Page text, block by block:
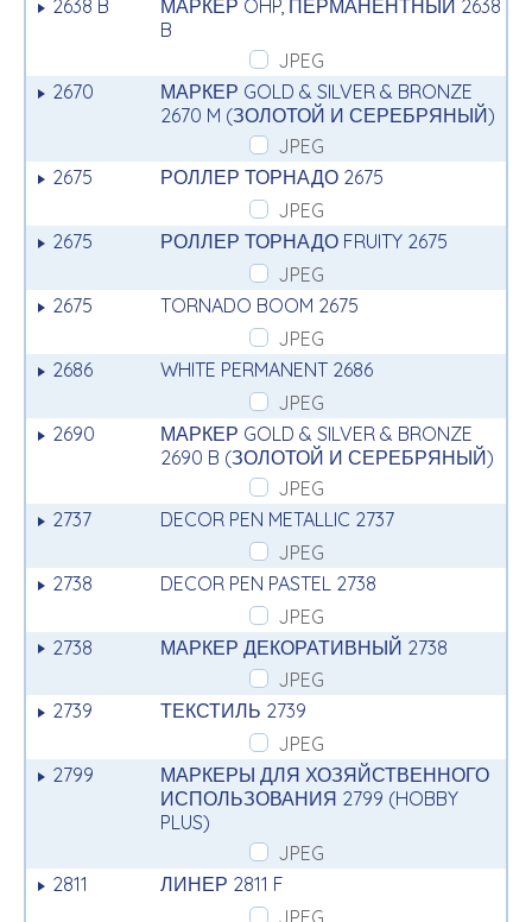
2638 B
МАРКЕР OHP, ПЕРМАНЕНТНЫЙ 2638
B
JPEG
2670
МАРКЕР GOLD & SILVER & BRONZE
2670 M (ЗОЛОТОЙ И СЕРЕБРЯНЫЙ)
JPEG
2675
РОЛЛЕР ТОРНАДО 2675
JPEG
2675
РОЛЛЕР ТОРНАДО FRUITY 2675
JPEG
2675
TORNADO BOOM 2675
JPEG
2686
WHITE PERMANENT 2686
JPEG
2690
МАРКЕР GOLD & SILVER & BRONZE
2690 B (ЗОЛОТОЙ И СЕРЕБРЯНЫЙ)
JPEG
2737
DECOR PEN METALLIC 2737
JPEG
2738
DECOR PEN PASTEL 2738
JPEG
2738
МАРКЕР ДЕКОРАТИВНЫЙ 2738
JPEG
2739
ТЕКСТИЛЬ 2739
JPEG
2799
МАРКЕРЫ ДЛЯ ХОЗЯЙСТВЕННОГО
ИСПОЛЬЗОВАНИЯ 2799 (HOBBY
PLUS)
JPEG
2811
ЛИНЕР 2811 F